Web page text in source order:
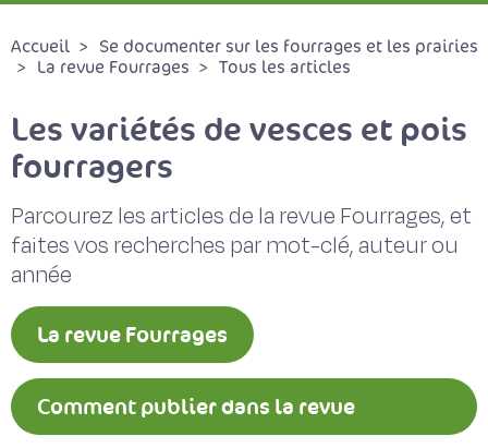
Accueil
Se documenter sur les fourrages et les prairies
La revue Fourrages
Tous les articles
Les variétés de vesces et pois
fourragers
Parcourez les articles de la revue Fourrages, et
faites vos recherches par mot-clé, auteur ou
année
La revue Fourrages
Comment publier dans la revue